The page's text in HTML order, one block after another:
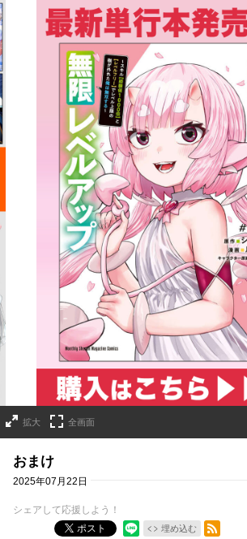
詳細ページへのリンク
拡大 全画面
おまけ
2025年07月22日
シェアして応援しよう！
ポスト
埋め込む
RSSフィード